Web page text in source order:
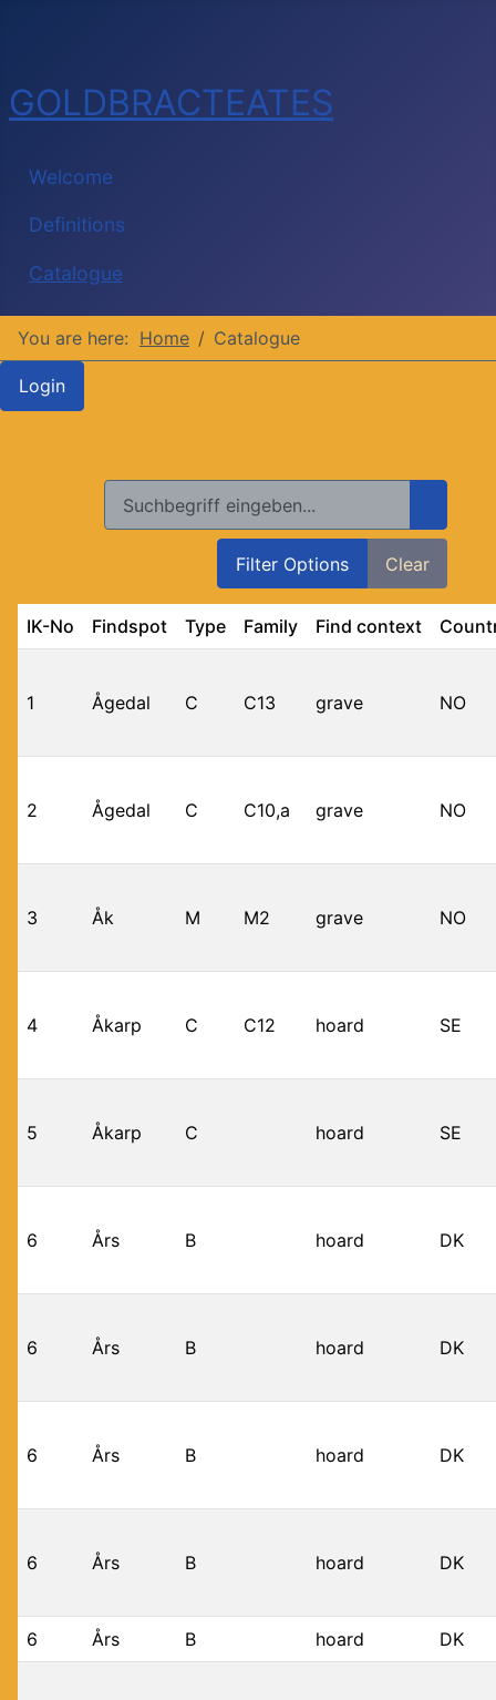
GOLDBRACTEATES
Welcome
Definitions
Catalogue
You are here: Home Catalogue
Login
Search
Filter Options Clear
IK-No Findspot Type Family Find context
1 Ågedal C C13 grave NO
2 Ågedal C C10,a grave NO
3 Åk M M2 grave NO
4 Åkarp C C12 hoard SE
5 Åkarp C hoard SE
6 Års B hoard DK
6 Års B hoard DK
6 Års B hoard DK
6 Års B hoard DK
6 Års B hoard DK